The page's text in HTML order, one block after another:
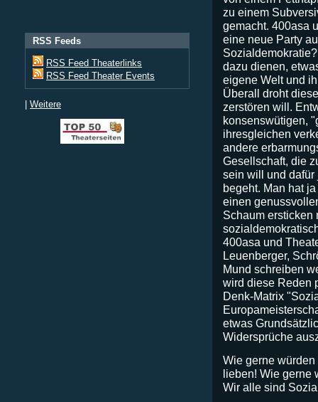
RSS Feeds
RSS Feed Theaterlinks
RSS Feed Theater Events
| Weitere
zu einem
gemacht. 400asa
eine neue Party
dazu dienen,
eigene Welt und
Überall droht
zerstören will.
konsenswütigen,
ihresgleichen
andere
Gesellschaft, die
sein will und dafür
begeht. Man hat
einen
Schaum ersticken
400asa und
Leuenberger,
Mund schreiben
wird diese Reden
Denk-Matrix
etwas
Widersprüche
Wie gerne
lieben! Wie gerne
Wir alle sind